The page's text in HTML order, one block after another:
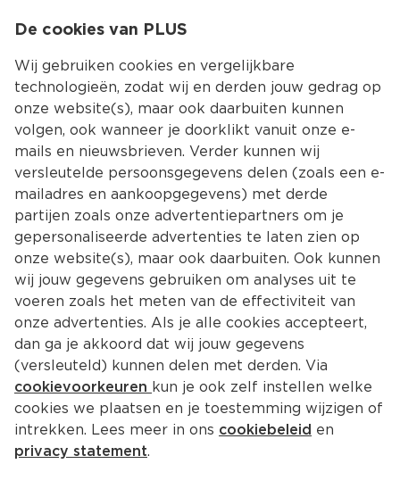
Kies jouw
De cookies van PLUS
Wij gebruiken cookies en vergelijkbare
technologieën, zodat wij en derden jouw gedrag op
onze website(s), maar ook daarbuiten kunnen
volgen, ook wanneer je doorklikt vanuit onze e-
mails en nieuwsbrieven. Verder kunnen wij
versleutelde persoonsgegevens delen (zoals een e-
mailadres en aankoopgegevens) met derde
partijen zoals onze advertentiepartners om je
gepersonaliseerde advertenties te laten zien op
onze website(s), maar ook daarbuiten. Ook kunnen
wij jouw gegevens gebruiken om analyses uit te
voeren zoals het meten van de effectiviteit van
onze advertenties. Als je alle cookies accepteert,
dan ga je akkoord dat wij jouw gegevens
(versleuteld) kunnen delen met derden. Via
cookievoorkeuren kun je ook zelf instellen welke
cookies we plaatsen en je toestemming wijzigen of
intrekken. Lees meer in ons cookiebeleid en
privacy statement.